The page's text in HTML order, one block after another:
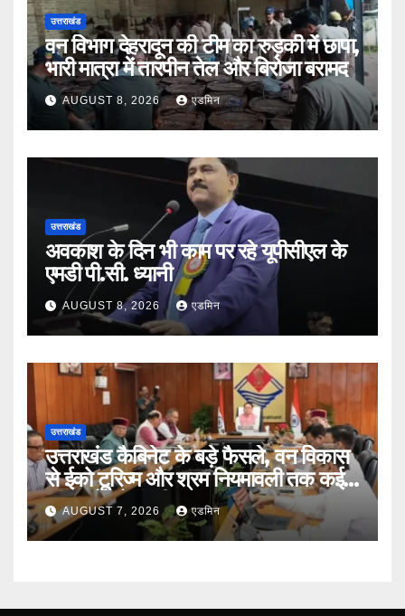
उत्तराखंड
वन विभाग देहरादून की टीम का रुड़की में छापा,
भारी मात्रा में तारपीन तेल और बिरोजा बरामद
AUGUST 8, 2026 एडमिन
उत्तराखंड
अवकाश के दिन भी काम पर रहे यूपीसीएल के
एमडी पी.सी. ध्यानी
AUGUST 8, 2026 एडमिन
उत्तराखंड
उत्तराखंड कैबिनेट के बड़े फैसले, वन विकास
से ईको टूरिज्म और श्रम नियमावली तक कई
प्रस्तावों को मंजूरी
AUGUST 7, 2026 एडमिन